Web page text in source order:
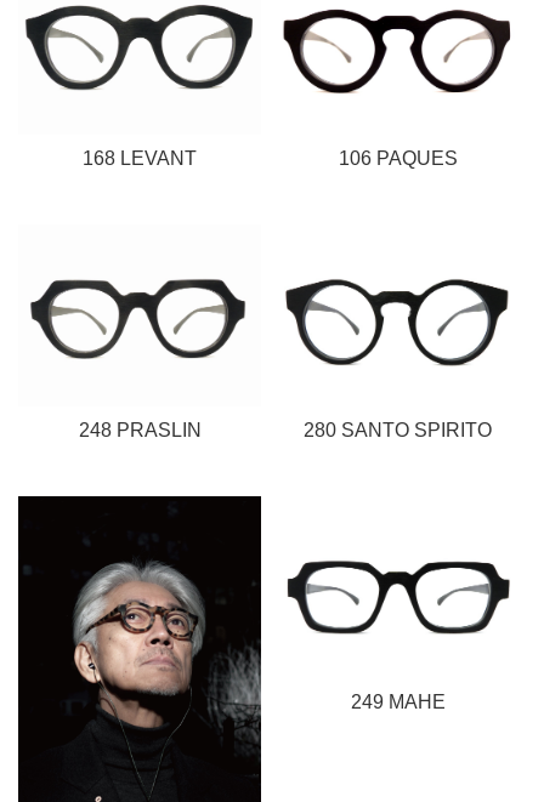
168 LEVANT 106 PAQUES
248 PRASLIN 280 SANTO SPIRITO
249 MAHE